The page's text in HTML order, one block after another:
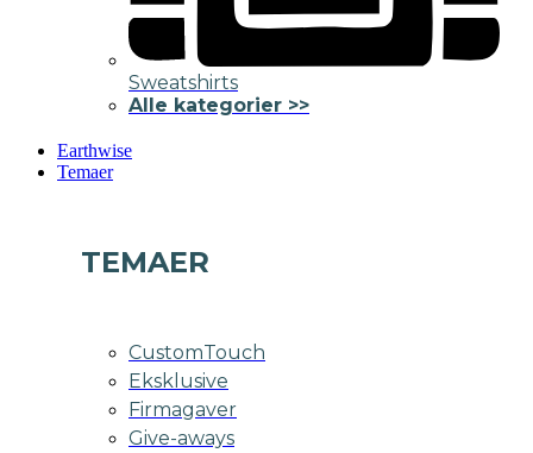
Sweatshirts
Alle kategorier >>
Earthwise
Temaer
TEMAER
CustomTouch
Eksklusive
Firmagaver
Give-aways